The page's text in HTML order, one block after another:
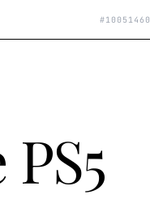
# 10051460